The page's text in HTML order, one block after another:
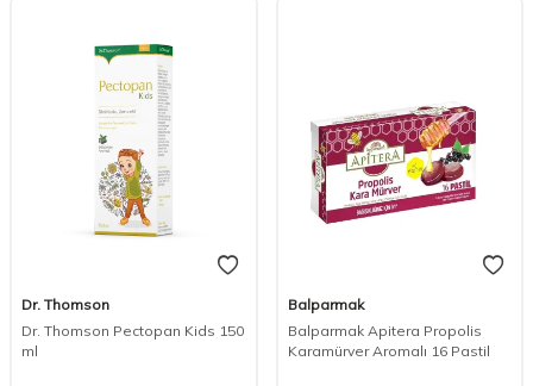
Dr. Thomson
Dr. Thomson Pectopan Kids 150
ml
Balparmak
Balparmak Apitera Propolis
Karamürver Aromalı 16 Pastil